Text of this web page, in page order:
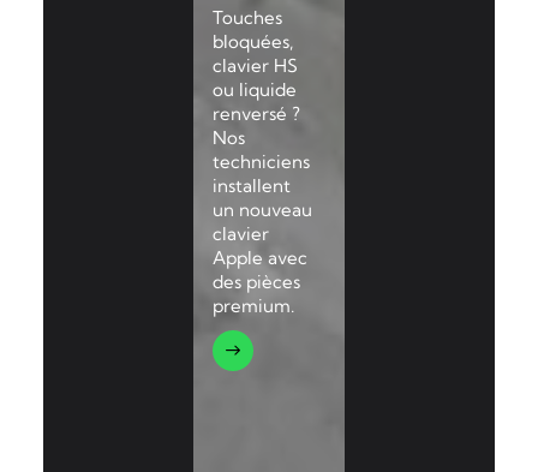
Touches
bloquées,
clavier HS
ou liquide
renversé ?
Nos
techniciens
installent
un nouveau
clavier
Apple avec
des pièces
premium.